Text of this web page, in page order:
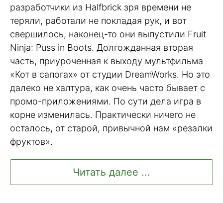
разработчики из Halfbrick зря времени не
теряли, работали не покладая рук, и вот
свершилось, наконец-то они выпустили Fruit
Ninja: Puss in Boots. Долгожданная вторая
часть, приуроченная к выходу мультфильма
«Кот в сапогах» от студии DreamWorks. Но это
далеко не халтура, как очень часто бывает с
промо-приложениями. По сути дела игра в
корне изменилась. Практически ничего не
осталось, от старой, привычной нам «резалки
фруктов».
Читать далее ...